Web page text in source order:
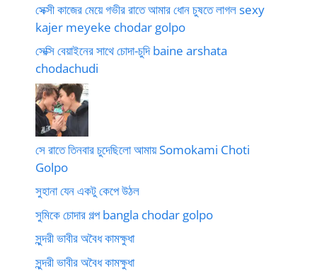
সেক্সী কাজের মেয়ে গভীর রাতে আমার ধোন চুষতে লাগল sexy
kajer meyeke chodar golpo
সেক্সি বেয়াইনের সাথে চোদা-চুদি baine arshata
chodachudi
সে রাতে তিনবার চুদেছিলো আমায় Somokami Choti
Golpo
সুহানা যেন একটু কেপে উঠল
সুমিকে চোদার গল্প bangla chodar golpo
সুন্দরী ভাবীর অবৈধ কামক্ষুধা
সুন্দরী ভাবীর অবৈধ কামক্ষুধা